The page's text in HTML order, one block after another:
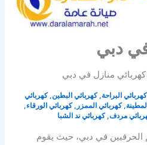
دبي
كهربائي منازل في دبي
كهربائي البراحة,كهربائي البطين,كهربائي
,كهربائي الممزر ,كهربائي الورقاء,
مردف,كهربائي ند الشبا
الحرفيين في دبي، حيث يقوم